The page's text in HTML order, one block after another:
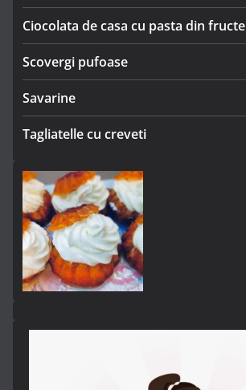
Ciocolata de casa cu pasta din fructe
Scovergi pufoase
Savarine
Tagliatelle cu creveti